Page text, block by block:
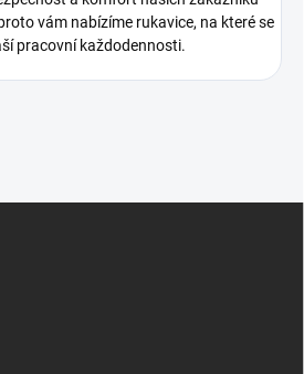
vám nabízíme rukavice, na které se
pracovní každodennosti.